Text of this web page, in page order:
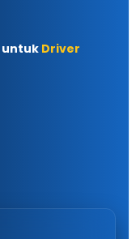
untuk Driver